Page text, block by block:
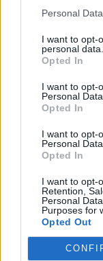
Personal
I want to opt-
personal data.
Opted In
I want to opt-
Personal Data.
Opted In
I want to opt-
Personal
Opted In
I want to opt-
Retention,
Personal
Purposes for
Opted Out
Az